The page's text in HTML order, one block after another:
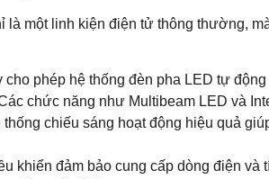
là một linh kiện điện tử thông thường,
cho phép hệ thống đèn pha LED tự
chức năng như Multibeam LED và
thống chiếu sáng hoạt động hiệu quả
khiển đảm bảo cung cấp dòng điện